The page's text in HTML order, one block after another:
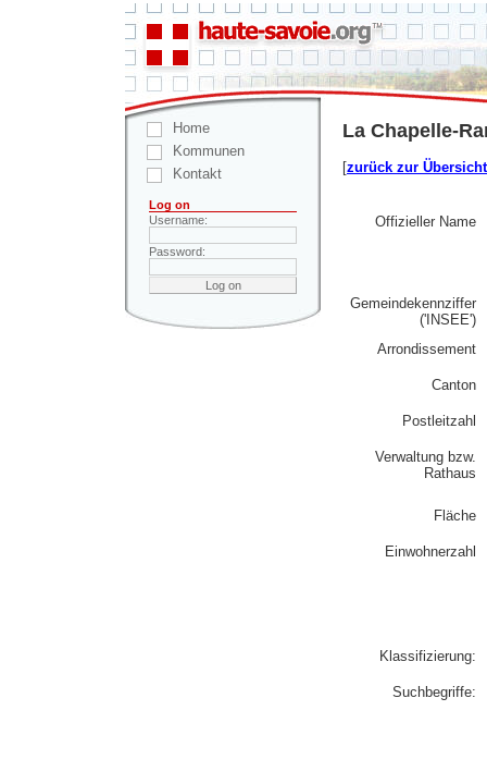
Home
Kommunen
Kontakt
Log on
Username:
Password:
La Chapelle-
[zurück zur Übersicht
Offizieller Name
Gemeindekennziffer
('INSEE')
Arrondissement
Canton
Postleitzahl
Verwaltung bzw.
Rathaus
Fläche
Einwohnerzahl
Klassifizierung:
Suchbegriffe: